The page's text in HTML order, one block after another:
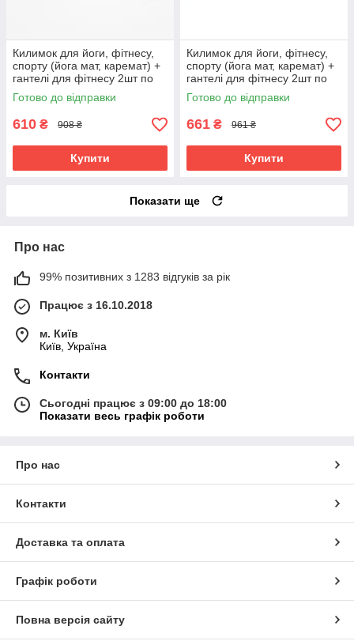
Килимок для йоги, фітнесу,
спорту (йога мат, каремат) +
гантелі для фітнесу 2шт по
3кг OSPORT Set 83 (n-0113)
Фіолетово-синій
Готово до відправки
610 ₴ 908 ₴
Купити
Килимок для йоги, фітнесу,
спорту (йога мат, каремат) +
гантелі для фітнесу 2шт по
2кг OSPORT Set 77 (n-0107)
Салатовий
Готово до відправки
661 ₴ 961 ₴
Купити
Показати ще
Про нас
99% позитивних з 1283 відгуків за рік
Працює з 16.10.2018
м. Київ
Київ, Україна
Контакти
Сьогодні працює з 09:00 до 18:00
Показати весь графік роботи
Про нас
Контакти
Доставка та оплата
Графік роботи
Повна версія сайту